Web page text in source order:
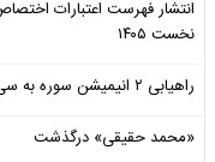
نخست ۱۴۰۵
راهیابی ۲ انیمیشن سوره به سی‌امین جشنواره فیلم رود آیلند
«محمد حقیقی» درگذشت